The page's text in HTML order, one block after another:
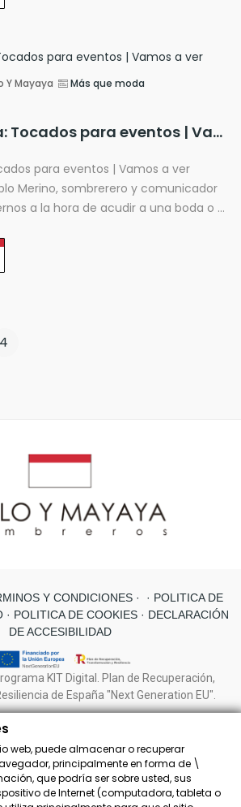
Y Mayaya
Más que moda
Más que moda: Tocados para eventos | Vamos a ver
para eventos | Vamos a ver
Merino, sombrerero y comunicador
a la hora de acudir a una boda o a
4
Y CONDICIONES ·
· POLITICA DE
· POLITICA DE COOKIES · DECLARACIÓN
DE ACCESIBILIDAD
KIT Digital. Plan de Recuperación,
de España "Next Generation EU".
web, puede almacenar o recuperar
principalmente en forma de \
que podría ser sobre usted, sus
de Internet (computadora, tableta o